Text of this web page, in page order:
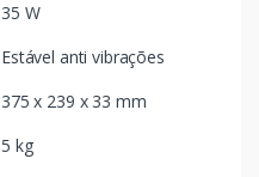
35 W
Estável anti vibrações
375 x 239 x 33 mm
5 kg